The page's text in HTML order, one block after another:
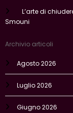
L’arte di
Smouni
Archivio articoli
Agosto 2026
Luglio 2026
Giugno 2026